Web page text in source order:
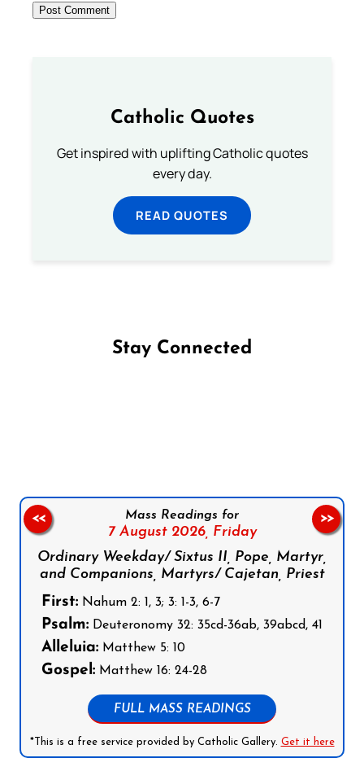
Catholic Quotes
Get inspired with uplifting Catholic quotes
every day.
READ QUOTES
Stay Connected
Mass Readings for
7 August 2026, Friday
Ordinary Weekday/ Sixtus II, Pope, Martyr,
and Companions, Martyrs/ Cajetan, Priest
First: Nahum 2: 1, 3; 3: 1-3, 6-7
Psalm: Deuteronomy 32: 35cd-36ab, 39abcd, 41
Alleluia: Matthew 5: 10
Gospel: Matthew 16: 24-28
FULL MASS READINGS
*This is a free service provided by Catholic Gallery. Get it here
<< >>